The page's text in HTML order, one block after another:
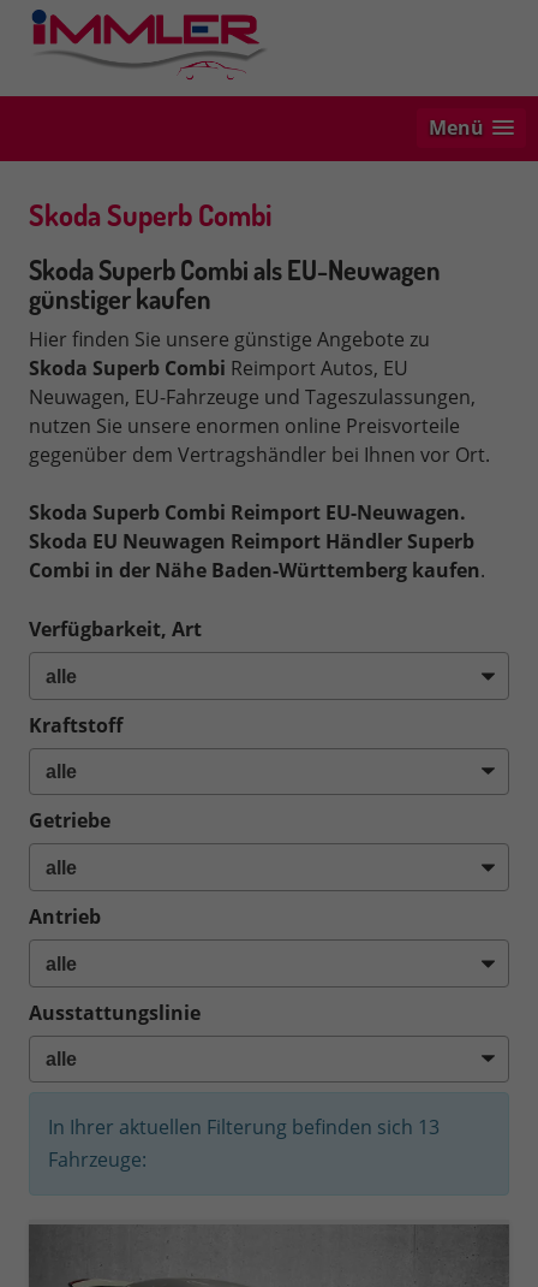
Menü
Skoda Superb Combi
Skoda Superb Combi als EU-Neuwagen
günstiger kaufen
Hier finden Sie unsere günstige Angebote zu
Skoda Superb Combi Reimport Autos, EU
Neuwagen, EU-Fahrzeuge und Tageszulassungen,
nutzen Sie unsere enormen online Preisvorteile
gegenüber dem Vertragshändler bei Ihnen vor Ort.
Skoda Superb Combi Reimport EU-Neuwagen.
Skoda EU Neuwagen Reimport Händler Superb
Combi in der Nähe Baden-Württemberg kaufen.
Verfügbarkeit, Art
Kraftstoff
Getriebe
Antrieb
Ausstattungslinie
In Ihrer aktuellen Filterung befinden sich 13
Fahrzeuge: